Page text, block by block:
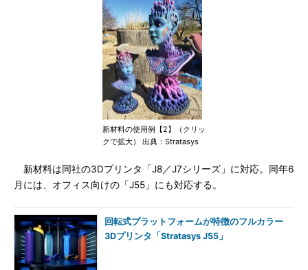
新材料の使用例【2】（クリッ
クで拡大） 出典：Stratasys
新材料は同社の3Dプリンタ「J8／J7シリーズ」に対応。同年6
月には、オフィス向けの「J55」にも対応する。
回転式プラットフォームが特徴のフルカラー
3Dプリンタ「Stratasys J55」